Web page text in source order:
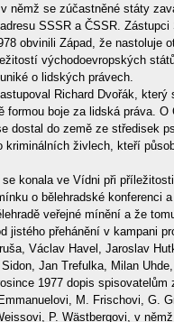
němž se zúčastněné státy
SSSR a ČSSR.
obvinili Západ, že nastoluje
východoevropských
o lidských právech.
Richard Dvořák, který
boje za lidská práva. O
dostal do země ze středisek
živlech, kteří
konala ve Vídni při
o bělehradské konferenci
veřejné mínění a že
jistého přehánění v kampani
Václav Havel, Jaroslav
Jan Trefulka, Milan
1977 dopis spisovatelům
M. Frischovi, G.
P. Wästbergovi, v